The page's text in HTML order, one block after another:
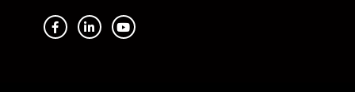
F
a
c
L
i
n
Y
o
u